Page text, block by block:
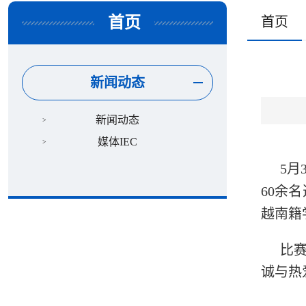
首页
新闻动态
新闻动态
媒体IEC
首页
5月
60余
越南籍
比
诚与热